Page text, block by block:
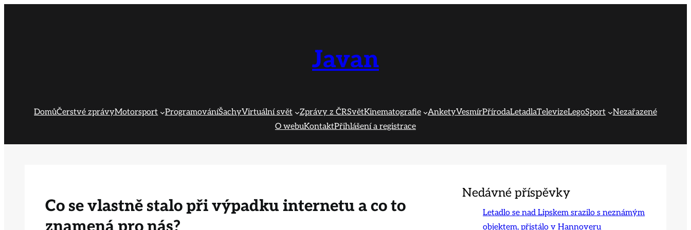
Javan
DomůČerstvé zprávyMotorsport ProgramováníŠachyVirtuální svět Zprávy z ČRSvětKinematografie AnketyVesmírPřírodaLetadlaTelevizeLegoSport
Nezařazené
O webuKontaktPřihlášení a registrace
Co se vlastně stalo při výpadku internetu a co to
Nedávné příspěvky
Letadlo se nad Lipskem srazilo s neznámým
objektem, přistálo v Hannoveru